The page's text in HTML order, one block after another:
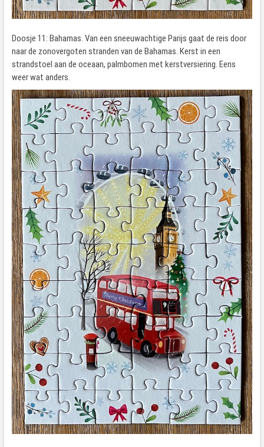
Doosje 11: Bahamas. Van een sneeuwachtige Parijs gaat de reis door
naar de zonovergoten stranden van de Bahamas. Kerst in een
strandstoel aan de oceaan, palmbomen met kerstversiering. Eens
weer wat anders.